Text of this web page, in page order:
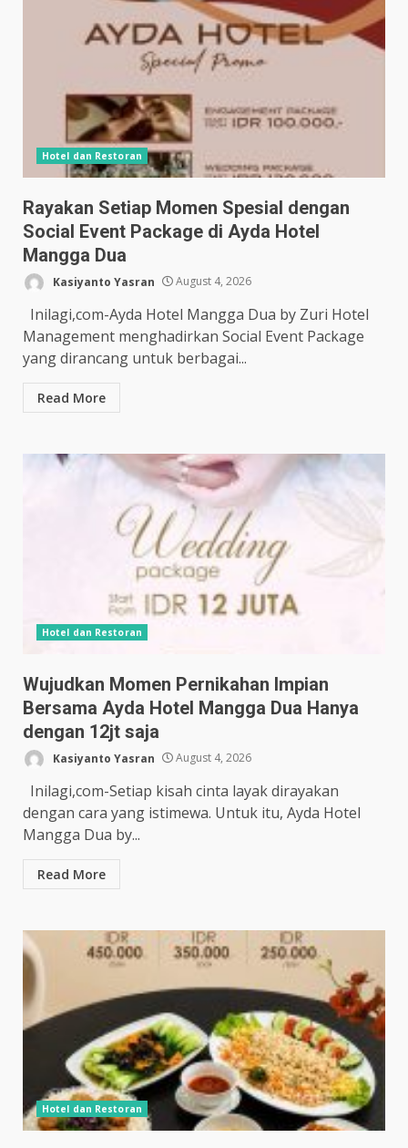
Hotel dan Restoran
Rayakan Setiap Momen Spesial dengan
Social Event Package di Ayda Hotel
Mangga Dua
Kasiyanto Yasran August 4, 2026
Inilagi,com-Ayda Hotel Mangga Dua by Zuri Hotel
Management menghadirkan Social Event Package
yang dirancang untuk berbagai...
Read More
Hotel dan Restoran
Wujudkan Momen Pernikahan Impian
Bersama Ayda Hotel Mangga Dua Hanya
dengan 12jt saja
Kasiyanto Yasran August 4, 2026
Inilagi,com-Setiap kisah cinta layak dirayakan
dengan cara yang istimewa. Untuk itu, Ayda Hotel
Mangga Dua by...
Read More
Hotel dan Restoran